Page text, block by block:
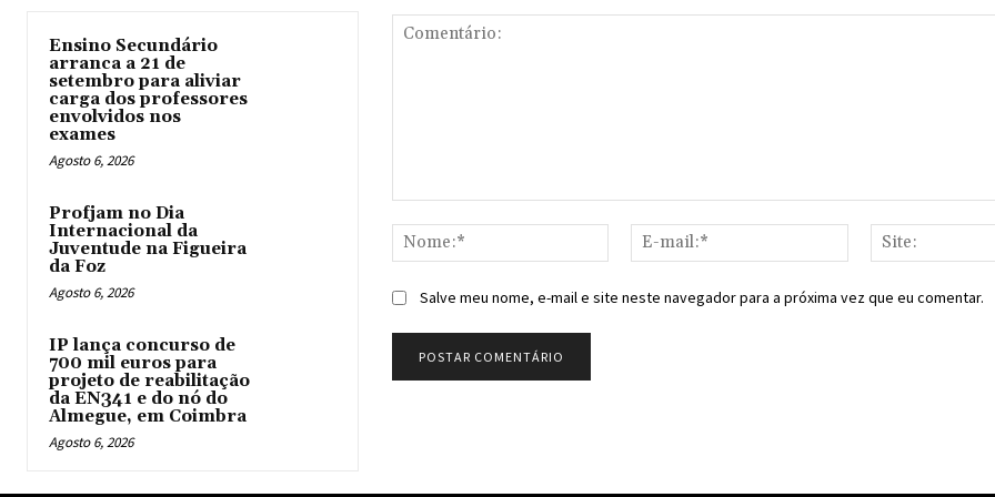
Ensino Secundário
arranca a 21 de
setembro para aliviar
carga dos professores
envolvidos nos
exames
Agosto 6, 2026
Profjam no Dia
Internacional da
Juventude na Figueira
da Foz
Agosto 6, 2026
IP lança concurso de
700 mil euros para
projeto de reabilitação
da EN341 e do nó do
Almegue, em Coimbra
Agosto 6, 2026
Nome:*
mail:*
Salve meu nome, e-mail e site neste navegador para a próxima vez que eu comentar.